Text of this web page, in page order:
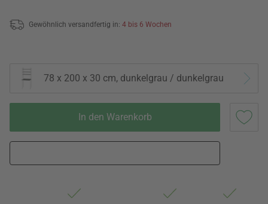
Gewöhnlich versandfertig in: 4 bis 6 Wochen
78 x 200 x 30 cm, dunkelgrau / dunkelgrau
In den Warenkorb